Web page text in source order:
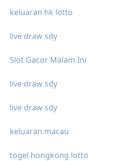
keluaran hk lotto
live draw sdy
Slot Gacor Malam Ini
live draw sdy
live draw sdy
keluaran macau
togel hongkong lotto